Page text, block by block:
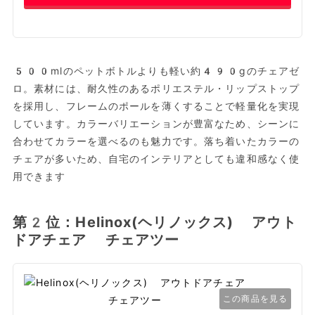
500mlのペットボトルよりも軽い約490gのチェアゼ
ロ。素材には、耐久性のあるポリエステル・リップストップ
を採用し、フレームのポールを薄くすることで軽量化を実現
しています。カラーバリエーションが豊富なため、シーンに
合わせてカラーを選べるのも魅力です。落ち着いたカラーの
チェアが多いため、自宅のインテリアとしても違和感なく使
用できます
第2位：Helinox(ヘリノックス) アウト
ドアチェア チェアツー
この商品を見る